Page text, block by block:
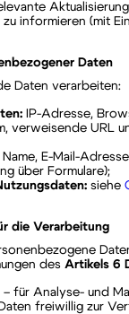
informieren (mit
Daten
Daten verarbeiten:
: IP-Adresse,
verweisende URL
Name, E-Mail-
über Formulare);
siehe
die Verarbeitung
des Artikels 6
– für Analyse- und
freiwillig zur